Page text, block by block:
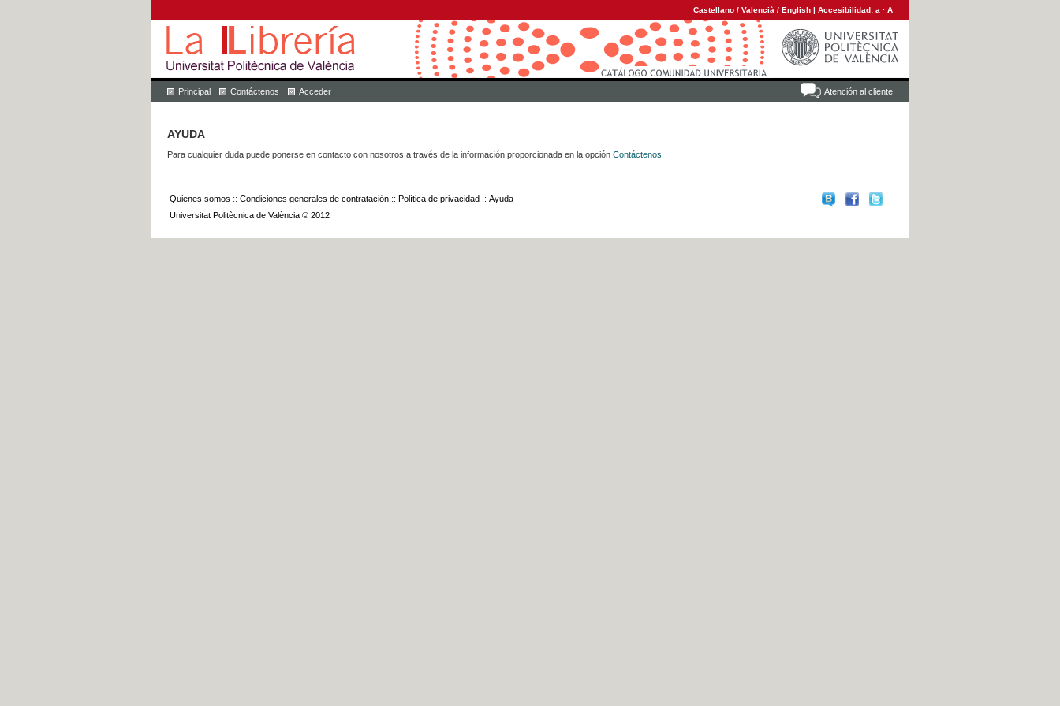
Castellano / Valencià / English | Accesibilidad: a · A
Atención al cliente
Principal Contáctenos Acceder
AYUDA
Para cualquier duda puede ponerse en contacto con nosotros a través de la información proporcionada en la opción Contáctenos
Quienes somos :: Condiciones generales de contratación :: Política de privacidad :: Ayuda
Universitat Politècnica de València © 2012